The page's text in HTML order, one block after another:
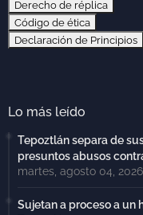
Derecho de réplica
Código de ética
Declaración de Principios
Lo más leído
Tepoztlán separa de
presuntos abusos
martes, agosto 04, 2026
Sujetan a proceso a un